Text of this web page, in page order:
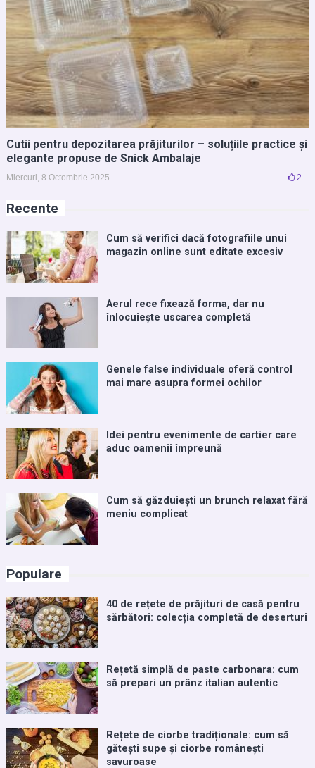
Cutii pentru depozitarea prăjiturilor – soluțiile practice și
elegante propuse de Snick Ambalaje
Miercuri, 8 Octombrie 2025 2
Recente
Cum să verifici dacă fotografiile unui
magazin online sunt editate excesiv
Aerul rece fixează forma, dar nu
înlocuiește uscarea completă
Genele false individuale oferă control
mai mare asupra formei ochilor
Idei pentru evenimente de cartier care
aduc oamenii împreună
Cum să găzduiești un brunch relaxat fără
meniu complicat
Populare
40 de rețete de prăjituri de casă pentru
sărbători: colecția completă de deserturi
Rețetă simplă de paste carbonara: cum
să prepari un prânz italian autentic
Rețete de ciorbe tradiționale: cum să
gătești supe și ciorbe românești
savuroase